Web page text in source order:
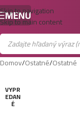
Skip to navigation
Skip to main content
MENU
Domov/Ostatné/Ostatné
VYPR
EDAN
É